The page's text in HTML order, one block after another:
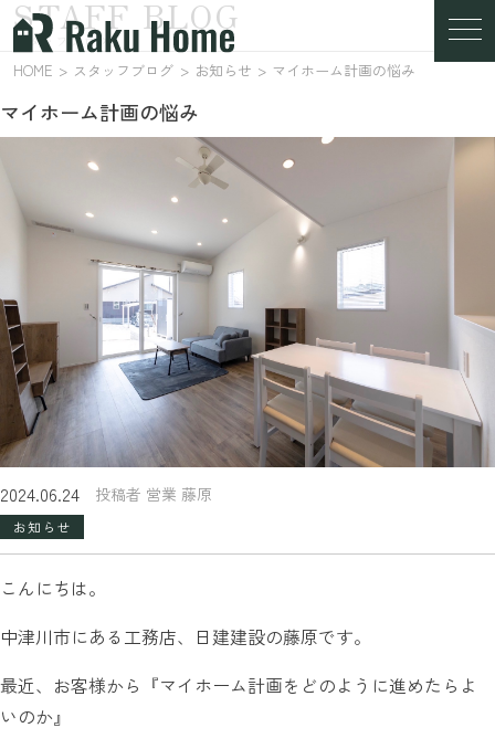
スタッフブログ
STAFF BLOG
HOME スタッフブログ お知らせ マイホーム計画の悩み
マイホーム計画の悩み
2024.06.24 投稿者 営業 藤原
お知らせ
こんにちは。
中津川市にある工務店、日建建設の藤原です。
最近、お客様から『マイホーム計画をどのように進めたらよ
いのか』